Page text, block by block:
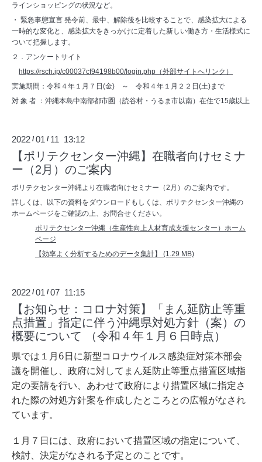
ラインショッピングの状況など。
・ 緊急事態宣言 発令前、最中、解除後を比較することで、感染拡大による
一時的な変化と、感染拡大をきっかけに定着した新しい働き方・生活様式に
ついて把握します。
２．アンケートサイト
https://rsch.jp/c00037cf94198b00/login.php（外部サイトへリンク）
実施期間：令和４年１月７日(金) ～ 令和４年１月２２日(土)まで
対 象 者 ：沖縄本島中南部都市圏（読谷村・うるま市以南）在住で15歳以上
2022 /01 / 11 13:12
【ポリテクセンター沖縄】在職者向けセミナ
ー（2月）のご案内
ポリテクセンター沖縄より在職者向けセミナー（2月）のご案内です。
詳しくは、以下の資料をダウンロードもしくは、ポリテクセンター沖縄の
ホームページをご確認の上、お問合せください。
ポリテクセンター沖縄（生産性向上人材育成支援センター）ホーム
ページ
【効率よく分析するためのデータ集計】 (1.29 MB)
2022 /01 /07 11:15
【お知らせ：コロナ対策】「まん延防止等重
点措置」指定に伴う沖縄県対処方針（案）の
概要について （令和４年１月６日時点）
県では１月6日に新型コロナウイルス感染症対策本部会
議を開催し、政府に対してまん延防止等重点措置区域指
定の要請を行い、あわせて政府により措置区域に指定さ
れた際の対処方針案を作成したところとの広報がなされ
ています。
１月７日には、政府において措置区域の指定について、
検討、決定がなされる予定とのことです。